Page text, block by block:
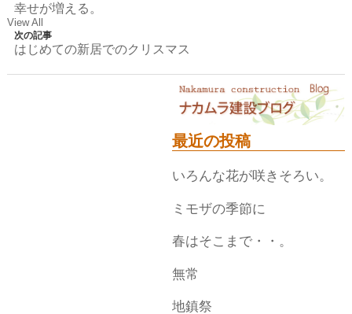
幸せが増える。
View All
次の記事
はじめての新居でのクリスマス
最近の投稿
いろんな花が咲きそろい。
ミモザの季節に
春はそこまで・・。
無常
地鎮祭